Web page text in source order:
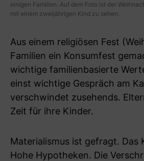
einigen Familien. Auf dem Foto ist der
mit einem zweijährigen Kind zu sehen.
Aus einem religiösen Fest
Familien ein Konsumfest
wichtige familienbasierte
einst wichtige Gespräch am
verschwindet zusehends.
Zeit für ihre Kinder.
Materialismus ist gefragt. Das
Hohe Hypotheken. Die